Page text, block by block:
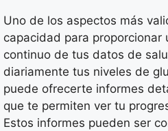
Uno de los aspectos más
capacidad para proporcionar
continuo de tus datos de
diariamente tus niveles de
puede ofrecerte informes
que te permiten ver tu
Estos informes pueden ser